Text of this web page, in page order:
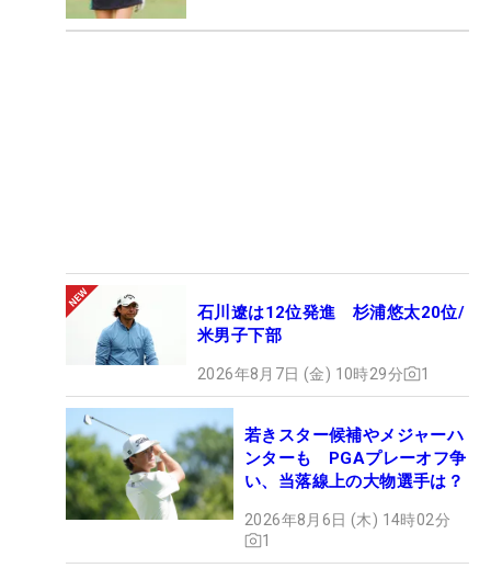
石川遼は12位発進 杉浦悠太20位/
米男子下部
2026年8月7日 (金) 10時29分 1
若きスター候補やメジャーハ
ンターも PGAプレーオフ争
い、当落線上の大物選手は？
2026年8月6日 (木) 14時02分
1